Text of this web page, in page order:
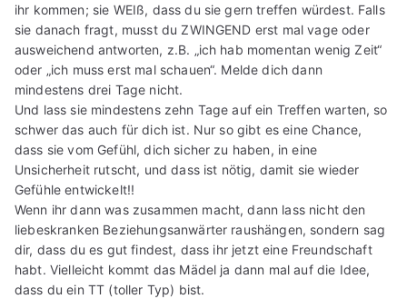
ihr kommen; sie WEIß, dass du sie gern treffen würdest. Falls
sie danach fragt, musst du ZWINGEND erst mal vage oder
ausweichend antworten, z.B. „ich hab momentan wenig Zeit“
oder „ich muss erst mal schauen“. Melde dich dann
mindestens drei Tage nicht.
Und lass sie mindestens zehn Tage auf ein Treffen warten, so
schwer das auch für dich ist. Nur so gibt es eine Chance,
dass sie vom Gefühl, dich sicher zu haben, in eine
Unsicherheit rutscht, und dass ist nötig, damit sie wieder
Gefühle entwickelt!!
Wenn ihr dann was zusammen macht, dann lass nicht den
liebeskranken Beziehungsanwärter raushängen, sondern sag
dir, dass du es gut findest, dass ihr jetzt eine Freundschaft
habt. Vielleicht kommt das Mädel ja dann mal auf die Idee,
dass du ein TT (toller Typ) bist.